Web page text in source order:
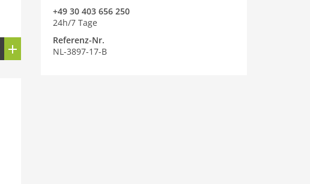
+49 30 403 656 250
24h/7 Tage
Referenz-Nr.
NL-3897-17-B